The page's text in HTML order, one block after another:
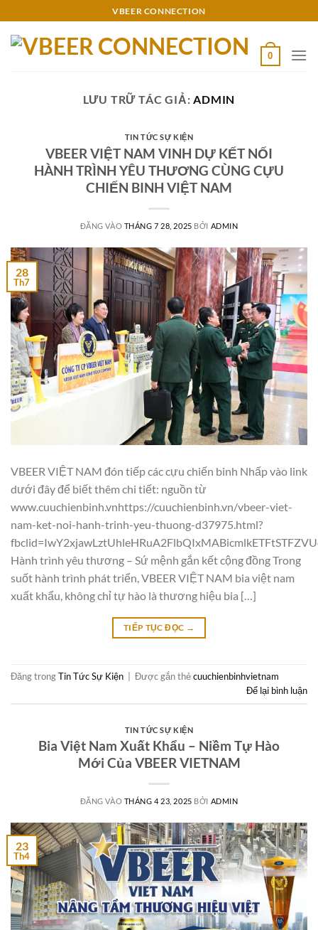
qua
nội
VBEER CONNECTION
0
LƯU TRỮ TÁC GIẢ:ADMIN
TIN TỨC SỰ KIỆN
VBEER VIỆT NAM VINH DỰ KẾT NỐI
HÀNH TRÌNH YÊU THƯƠNG CÙNG CỰU
CHIẾN BINH VIỆT NAM
ĐĂNG VÀO THÁNG 7 28, 2025 BỞI ADMIN
28
Th7
VBEER VIỆT NAM đón tiếp các cựu chiến binh Nhấp vào link
dưới đây để biết thêm chi tiết: nguồn từ
www.cuuchienbinh.vnhttps://cuuchienbinh.vn/vbeer-viet-
nam-ket-noi-hanh-trinh-yeu-thuong-d37975.html?
Hành trình yêu thương – Sứ mệnh gắn kết cộng đồng Trong
suốt hành trình phát triển, VBEER VIỆT NAM bia việt nam
xuất khẩu, không chỉ tự hào là thương hiệu bia […]
TIẾP TỤC ĐỌC →
Đăng trongTin Tức Sự Kiện Được gắn thẻcuuchienbinhvietnam
Để lại bình luận
TIN TỨC SỰ KIỆN
Bia Việt Nam Xuất Khẩu – Niềm Tự Hào
Mới Của VBEER VIETNAM
ĐĂNG VÀO THÁNG 4 23, 2025 BỞI ADMIN
23
Th4